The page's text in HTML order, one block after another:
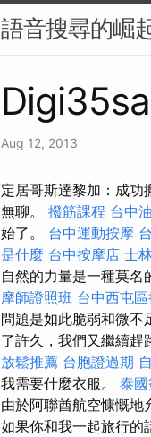
語音搜尋的崛
Aug 12, 2013
定居哥斯達黎加：成功
無聊。 撥筋課程 台中
始了。 台中運動按摩
是什麼 台中按摩店 士
自然的力量是一種莫名
摩師證照班 台中西屯
問題是如此脆弱和微不
了許久，我們又繼續趕
放鬆推薦 台胞證過期
我需要什麼衣服。 泰
由於阿聯酋航空慷慨地
如果你和我一起旅行的